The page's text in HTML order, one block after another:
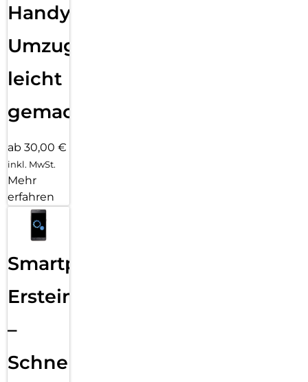
Handy
Umzug
leicht
gemacht!
ab 30,00 €
inkl. MwSt.
Mehr
erfahren
Smartphone
Ersteinrichtung
–
Schnelle